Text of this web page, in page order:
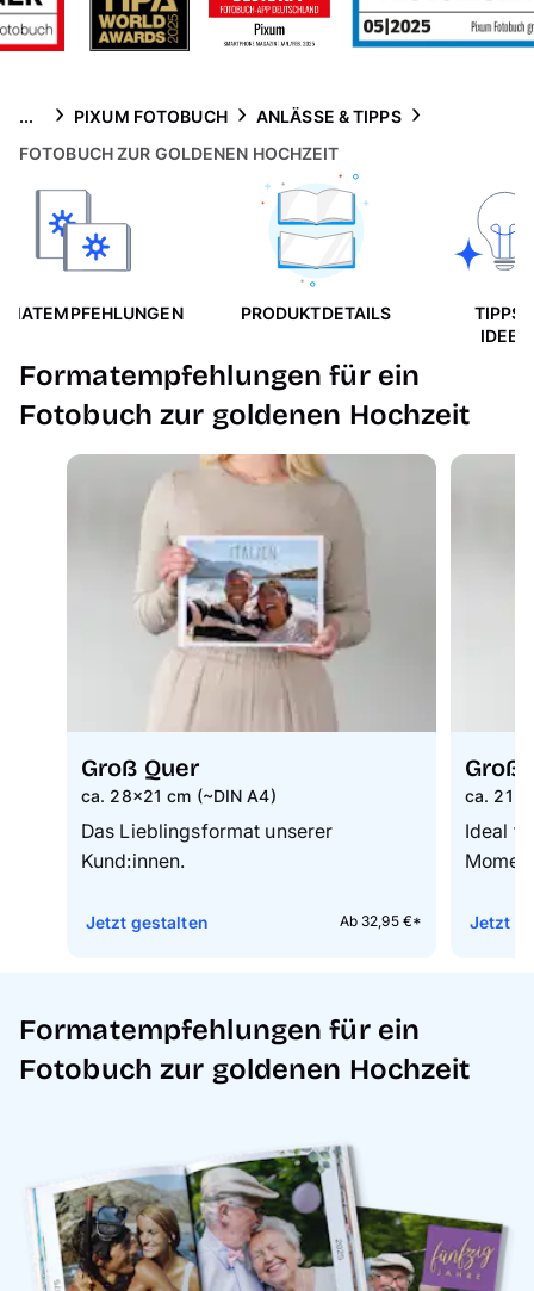
... PIXUM FOTOBUCH
ANLÄSSE & TIPPS
FOTOBUCH ZUR GOLDENEN HOCHZEIT
PRODUKTDETAILS
TIPPS
IDEEN
Formatempfehlungen für ein
Fotobuch zur goldenen Hochzeit
Groß Quer
ca. 28×21 cm (~DIN A4)
Das Lieblingsformat unserer
Kund:innen.
Ab 32,95 €*
Jetzt gestalten
Groß
ca.
Ideal
Jetzt
Formatempfehlungen für ein
Fotobuch zur goldenen Hochzeit